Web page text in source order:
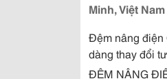
Minh, Việt Nam
Đệm nâng điện
dàng thay đổi
ĐỆM NÂNG